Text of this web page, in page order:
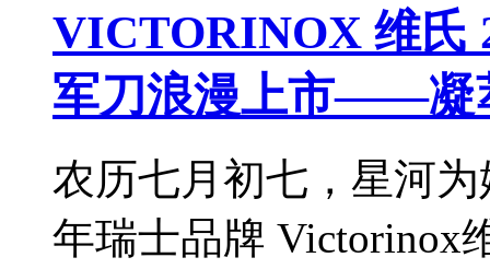
VICTORINOX 维氏
军刀浪漫上市——凝
农历七月初七，星河
年瑞士品牌 Victorinox